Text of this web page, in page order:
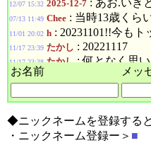
お名前 メッ
◆ニックネームを登録する
・ニックネーム登録ー＞ ■